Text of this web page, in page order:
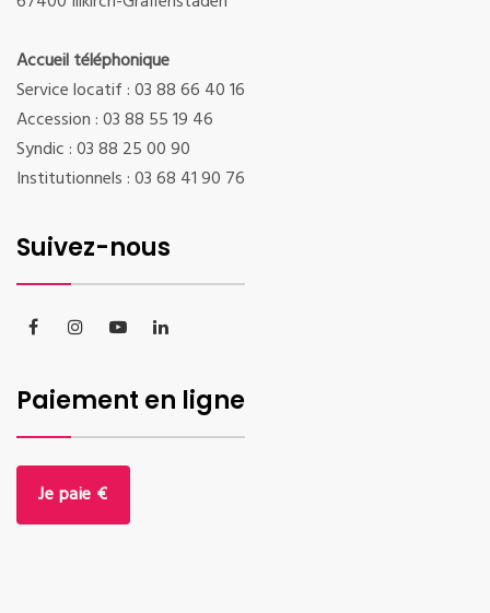
Accueil téléphonique
Service locatif : 03 88 66 40 16
Accession : 03 88 55 19 46
Syndic : 03 88 25 00 90
Institutionnels : 03 68 41 90 76
Suivez-nous
Paiement en ligne
Je paie €